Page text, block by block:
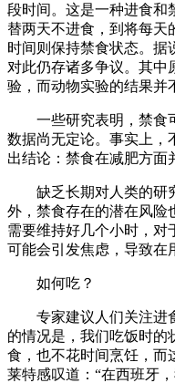
段时间。这是一种进食和
替两天不进食，到将每天
时间则保持禁食状态。据
对此仍存诸多争议。其中
验，而动物实验的结果并
一些研究表明，禁食
数据尚无定论。事实上，
出结论：禁食在减肥方面
缺乏长期对人类的研
外，禁食存在的潜在风险
需要维持好几个小时，对
可能会引发焦虑，导致在
如何吃？
专家建议人们关注进
的情况是，我们吃饭时的
食，也不花时间烹饪，而
莱特感叹道：“在西班牙